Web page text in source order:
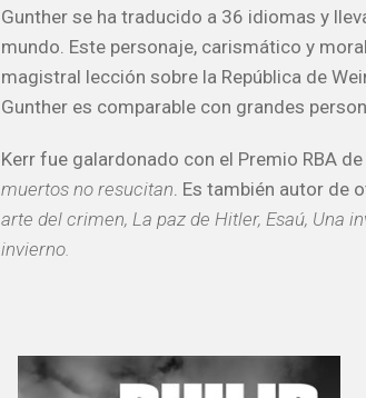
Gunther se ha traducido a 36 idiomas y
mundo. Este personaje, carismático y
magistral lección sobre la República de
Gunther es comparable con grandes
Kerr fue galardonado con el Premio RBA
muertos no resucitan. Es también autor de
arte del crimen, La paz de Hitler, Esaú, Una
invierno.